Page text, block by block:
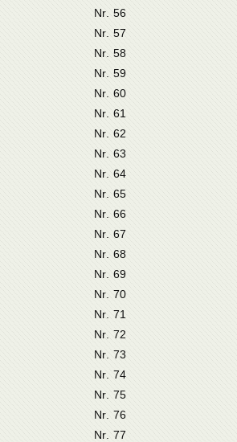
Nr. 56
Nr. 57
Nr. 58
Nr. 59
Nr. 60
Nr. 61
Nr. 62
Nr. 63
Nr. 64
Nr. 65
Nr. 66
Nr. 67
Nr. 68
Nr. 69
Nr. 70
Nr. 71
Nr. 72
Nr. 73
Nr. 74
Nr. 75
Nr. 76
Nr. 77